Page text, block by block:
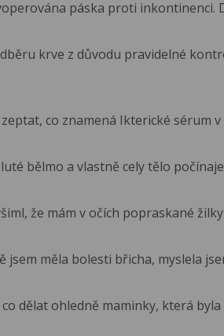
páska proti inkontinenci.
krve z důvodu pravidelné
co znamená Ikterické sérum v
bělmo a vlastně cely tělo
že mám v očích popraskané
jsem měla bolesti břicha, myslela
dělat ohledně maminky, která byla